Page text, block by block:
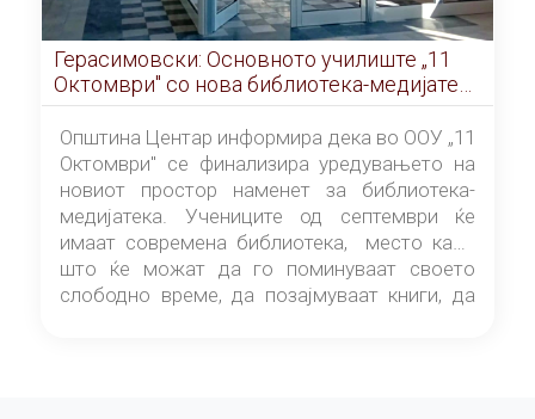
Герасимовски: Основното училиште „11
Октомври" со нова библиотека-медијатека
од септември
Општина Центар информира дека во ООУ „11
Октомври" се финализира уредувањето на
новиот простор наменет за библиотека-
медијатека. Учениците од септември ќе
имаат современа библиотека, место каде
што ќе можат да го поминуваат своето
слободно време, да позајмуваат книги, да